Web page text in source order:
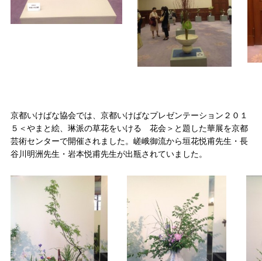
京都いけばな協会では、京都いけばなプレゼンテーション２０１
５＜やまと絵、琳派の草花をいける 花会＞と題した華展を京都
芸術センターで開催されました。嵯峨御流から垣花悦甫先生・長
谷川明洲先生・岩本悦甫先生が出瓶されていました。